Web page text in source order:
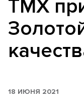
ТМХ
18 ИЮНЯ 2021